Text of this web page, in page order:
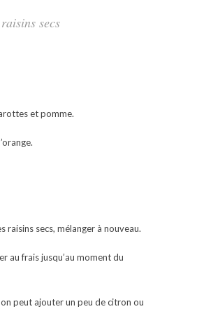
secs
et pomme.
raisins secs, mélanger à nouveau.
au frais jusqu’au moment du
peut ajouter un peu de citron ou